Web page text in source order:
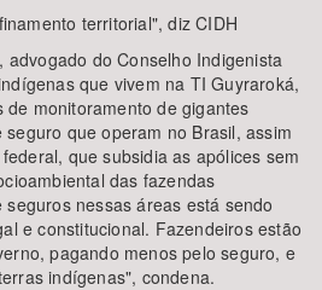
territorial", diz CIDH
advogado do Conselho Indigenista
que vivem na TI Guyraroká,
monitoramento de gigantes
que operam no Brasil, assim
que subsidia as apólices sem
das fazendas
nessas áreas está sendo
e constitucional. Fazendeiros estão
pagando menos pelo seguro, e
indígenas", condena.